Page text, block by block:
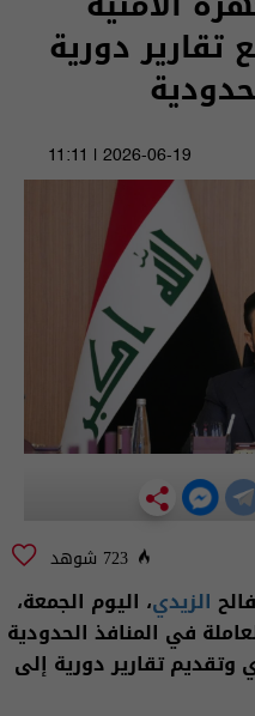
تقارير دورية
2026-06-19 | 11:11
723 شوهد
الزيدي، اليوم الجمعة،
في المنافذ الحدودية
وتقديم تقارير دورية إلى